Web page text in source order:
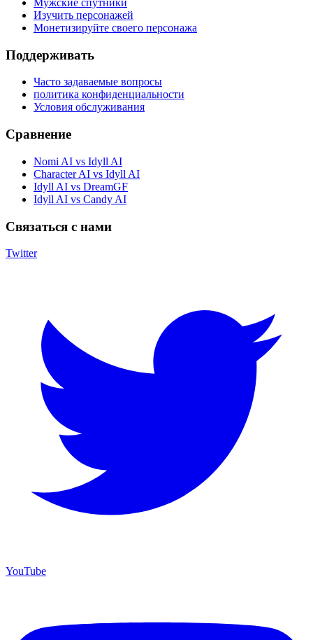
Мужские спутники
Изучить персонажей
Монетизируйте своего персонажа
Поддерживать
Часто задаваемые вопросы
политика конфиденциальности
Условия обслуживания
Сравнение
Nomi AI vs Idyll AI
Character AI vs Idyll AI
Idyll AI vs DreamGF
Idyll AI vs Candy AI
Связаться с нами
Twitter
YouTube